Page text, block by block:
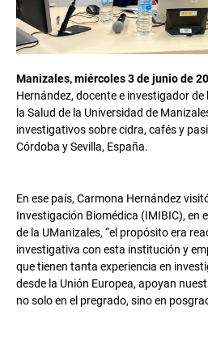
Manizales, miércoles 3 de junio de
Hernández, docente e investigador
la Salud de la Universidad de
investigativos sobre cidra, cafés y
Córdoba y Sevilla, España.
En ese país, Carmona Hernández
Investigación Biomédica (IMIBIC), en
de la UManizales, “el propósito era
investigativa con esta institución y
que tienen tanta experiencia en
desde la Unión Europea, apoyan
no solo en el pregrado, sino en